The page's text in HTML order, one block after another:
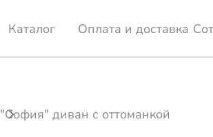
Каталог Оплата и доставка
"София" диван с оттоманкой